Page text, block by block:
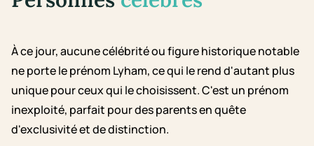
À ce jour, aucune célébrité ou figure historique notable
ne porte le prénom Lyham, ce qui le rend d'autant plus
unique pour ceux qui le choisissent. C'est un prénom
inexploité, parfait pour des parents en quête
d'exclusivité et de distinction.